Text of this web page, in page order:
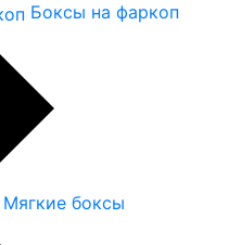
Боксы на фаркоп
Мягкие боксы